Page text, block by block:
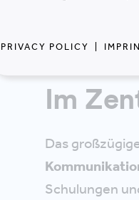
System.
Im
Das
Schulungen
PRIVACY POLICY